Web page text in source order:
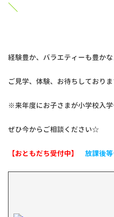
＼
経験豊か、バラエティーも豊か
ご見学、体験、お待ちしておりま
※来年度にお子さまが小学校入学
ぜひ今からご相談ください☆
【おともだち受付中】 放課後